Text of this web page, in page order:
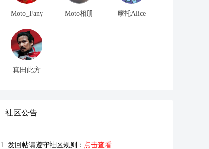
Moto_Fany Moto相册 摩托Alice
真田此方
社区公告
1. 发回帖请遵守社区规则： 点击查看